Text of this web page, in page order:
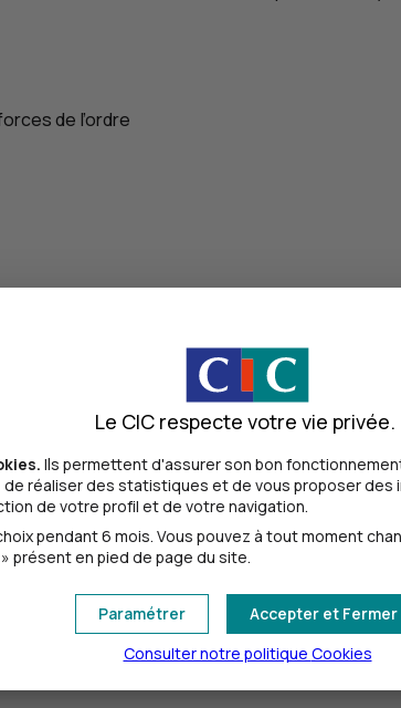
de l’ordre
bancaires au quotidien
Le CIC respecte votre vie privée.
Ils permettent d'assurer son bon
réaliser des statistiques et de vous proposer des
de votre profil et de votre navigation.
pendant 6 mois. Vous pouvez à tout moment
présent en pied de page du site.
Accepter et Fermer
Paramétrer
Consulter notre politique Cookies